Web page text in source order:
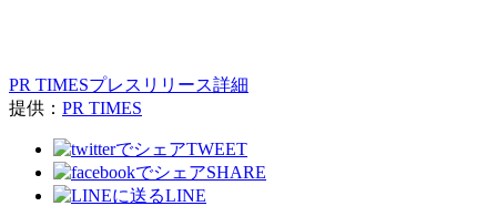
PR TIMESプレスリリース詳細
提供： PR TIMES
TWEET
SHARE
LINE